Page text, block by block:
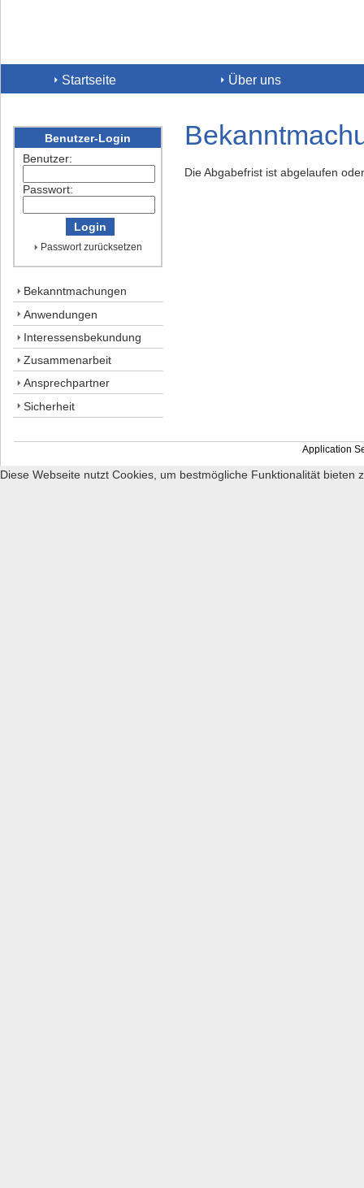
Startseite Über uns
Benutzer-Login
Benutzer:
Passwort:
Passwort zurücksetzen
Bekanntmachungen
Anwendungen
Interessensbekundung
Zusammenarbeit
Ansprechpartner
Sicherheit
Die Abgabefrist ist abgelaufen
Application
Diese Webseite nutzt Cookies, um bestmögliche Funktionalität bieten